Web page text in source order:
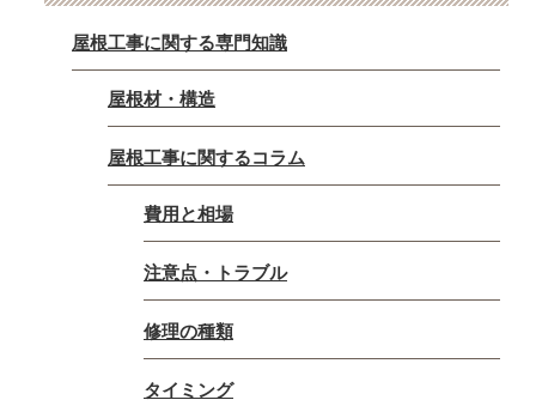
屋根工事に関する専門知識
屋根材・構造
屋根工事に関するコラム
費用と相場
注意点・トラブル
修理の種類
タイミング